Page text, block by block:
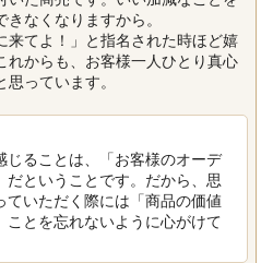
なくなりますから。
来てよ！」と指名された時ほど嬉
れからも、お客様一人ひとり真心
っています。
じることは、「お客様のオーデ
だということです。だから、思
ていただく際には「商品の価値
ことを忘れないように心がけて